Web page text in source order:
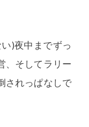
)夜中までずっ
、そしてラリー
されっぱなしで